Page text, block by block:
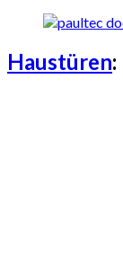
Haustüren: